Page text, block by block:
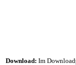
Download: Im